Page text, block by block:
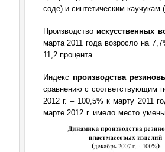
соде) и синтетическим каучукам
Производствоискусственных
марта 2011 года возросло на
11,2 процента.
Индекс производства
сравнению с соответствующим
2012 г. – 100,5% к марту 2011
марте 2012 г. имело место